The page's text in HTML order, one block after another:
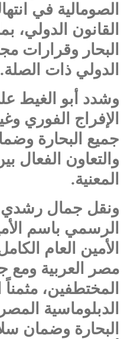
الصومالية في
القانون الدولي،
البحار وقرارات
الدولي ذات الصلة.
وشدد أبو الغيط
الإفراج الفوري
جميع البحارة
والتعاون الفعال
المعنية.
ونقل جمال رشدي
الرسمي باسم
الأمين العام
مصر العربية ومع
المختطفين،
الدبلوماسية
البحارة وضمان